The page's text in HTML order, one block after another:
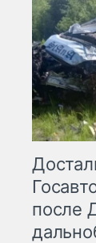
после